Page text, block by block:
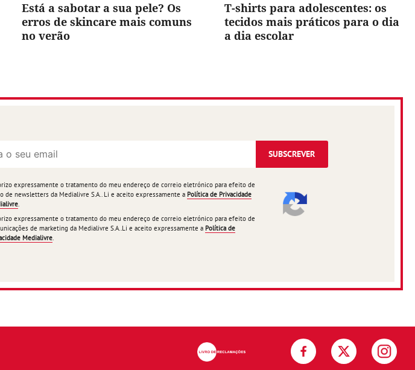
Está a sabotar a sua pele? Os
erros de skincare mais comuns
no verão
T-shirts para adolescentes: os
tecidos mais práticos para o dia
a dia escolar
SUBSCREVER
expressamente o tratamento do meu endereço de correio eletrónico para efeito de
de newsletters da Medialivre S.A.. Li e aceito expressamente a Política de Privacidade
expressamente o tratamento do meu endereço de correio eletrónico para efeito de
de marketing da Medialivre S.A..Li e aceito expressamente a Política de
Medialivre